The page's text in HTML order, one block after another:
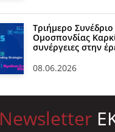
Τριήμερο
Ομοσπονδίας
συνέργειες στην
08.06.2026
Newsletter